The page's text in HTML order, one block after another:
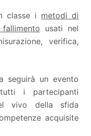
classe i metodi di
usati nel
verifica,
seguirà un evento
i partecipanti
vivo della sfida
acquisite